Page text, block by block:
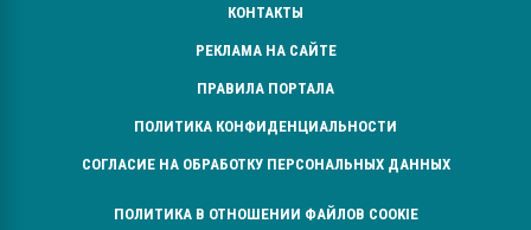
КОНТАКТЫ
РЕКЛАМА НА САЙТЕ
ПРАВИЛА ПОРТАЛА
ПОЛИТИКА КОНФИДЕНЦИАЛЬНОСТИ
СОГЛАСИЕ НА ОБРАБОТКУ ПЕРСОНАЛЬНЫХ ДАННЫХ
ПОЛИТИКА В ОТНОШЕНИИ ФАЙЛОВ COOKIE